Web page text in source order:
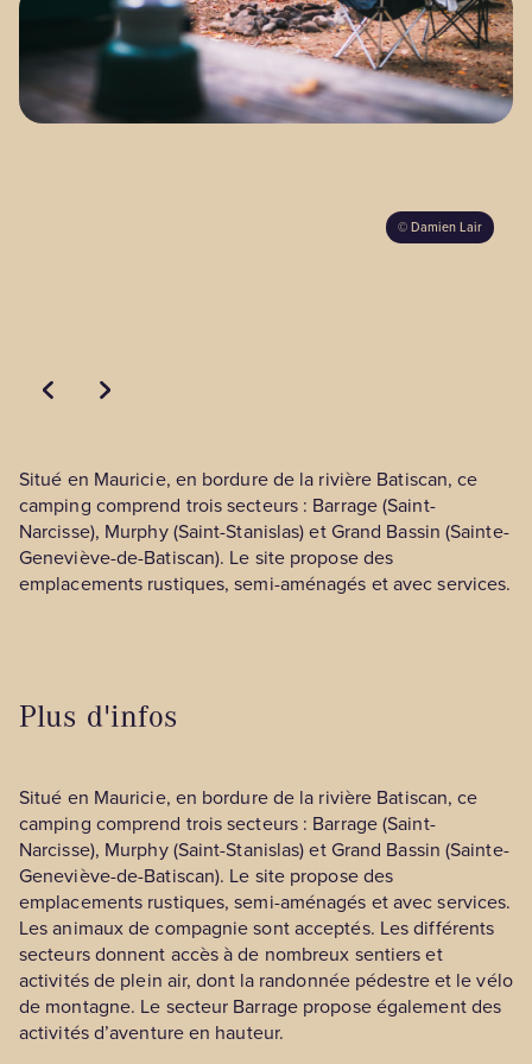
BLOGUE
©Damien Lair
Situé en Mauricie, en bordure de la rivière Batiscan, ce
camping comprend trois secteurs : Barrage (Saint-
Narcisse), Murphy (Saint-Stanislas) et Grand Bassin (Sainte-
Geneviève-de-Batiscan). Le site propose des
emplacements rustiques, semi-aménagés et avec services.
Plus d'infos
Situé en Mauricie, en bordure de la rivière Batiscan, ce
camping comprend trois secteurs : Barrage (Saint-
Narcisse), Murphy (Saint-Stanislas) et Grand Bassin (Sainte-
Geneviève-de-Batiscan). Le site propose des
emplacements rustiques, semi-aménagés et avec services.
Les animaux de compagnie sont acceptés. Les différents
secteurs donnent accès à de nombreux sentiers et
activités de plein air, dont la randonnée pédestre et le vélo
de montagne. Le secteur Barrage propose également des
activités d’aventure en hauteur.